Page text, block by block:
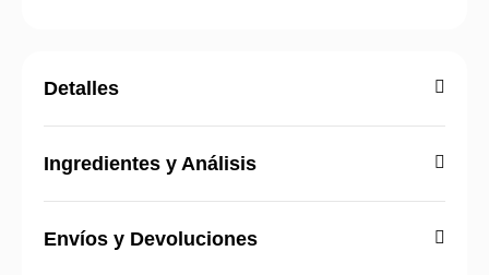
Detalles
Ingredientes y Análisis
Envíos y Devoluciones